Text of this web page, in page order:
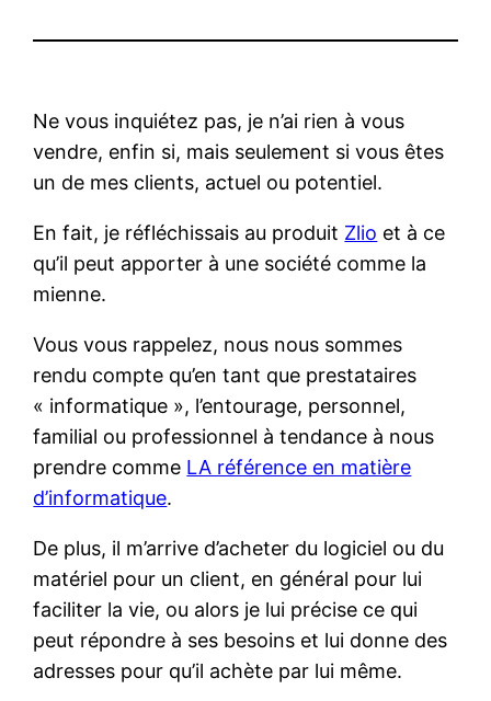
Ne vous inquiétez pas, je n’ai rien à vous
vendre, enfin si, mais seulement si vous êtes
un de mes clients, actuel ou potentiel.
En fait, je réfléchissais au produit Zlio et à ce
qu’il peut apporter à une société comme la
mienne.
Vous vous rappelez, nous nous sommes
rendu compte qu’en tant que prestataires
« informatique », l’entourage, personnel,
familial ou professionnel à tendance à nous
prendre comme LA référence en matière
d’informatique.
De plus, il m’arrive d’acheter du logiciel ou du
matériel pour un client, en général pour lui
faciliter la vie, ou alors je lui précise ce qui
peut répondre à ses besoins et lui donne des
adresses pour qu’il achète par lui même.